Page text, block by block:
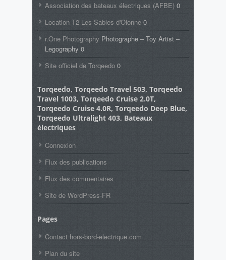
Association des bateaux électriques (AFBE) 0
Location T2 Les Sables d'Olonne 0
r.One Photography Photographe – Toy Artist –
Legography 0
Site officiel de Torqeedo 0
Torqeedo, Torqeedo Travel 503, Torqeedo
Travel 1003, Torqeedo Cruise 2.0T,
Torqeedo Cruise 4.0R, Torqeedo Deep Blue,
Torqeedo Ultralight 403, Bateaux
électriques
Connexion
Flux des publications
Flux des commentaires
Site de WordPress-FR
Pages
Contact hors-bord-electrique.com
Plan du site